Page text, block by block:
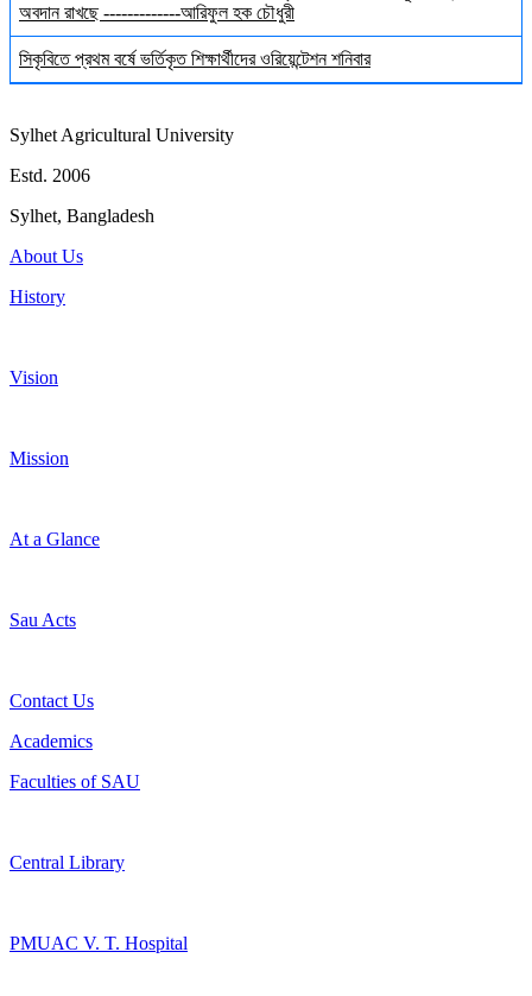
অবদান রাখছে -------------আরিফুল হক চৌধুরী
সিকৃবিতে প্রথম বর্ষে ভর্তিকৃত শিক্ষার্থীদের ওরিয়েন্টেশন শনিবার
Sylhet Agricultural University
Estd. 2006
Sylhet, Bangladesh
About Us
History
Vision
Mission
At a Glance
Sau Acts
Contact Us
Academics
Faculties of SAU
Central Library
PMUAC V. T. Hospital